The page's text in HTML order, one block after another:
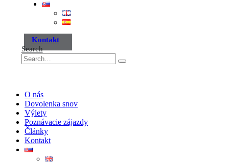
Kontakt
Search
O nás
Dovolenka snov
Výlety
Poznávacie zájazdy
Články
Kontakt